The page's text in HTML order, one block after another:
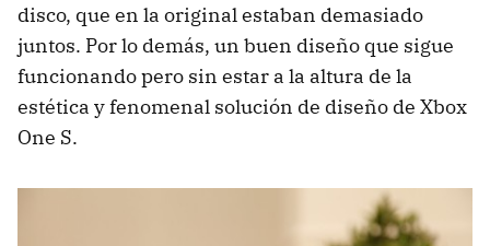
disco, que en la original estaban demasiado
juntos. Por lo demás, un buen diseño que sigue
funcionando pero sin estar a la altura de la
estética y fenomenal solución de diseño de Xbox
One S.